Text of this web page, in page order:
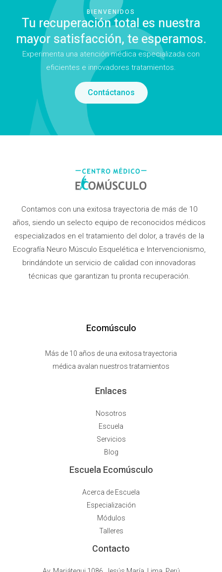
BIENVENIDOS
Tu recuperación total es nuestra
mayor satisfacción, te esperamos.
Experimenta una atención médica especializada con
eficientes e innovadores tratamientos.
Contáctanos
Contamos con una exitosa trayectoria de más de 10
años, siendo un selecto equipo de reconocidos médicos
especializados en el tratamiento del dolor, a través de la
Ecografía Neuro Músculo Esquelética e Intervencionismo,
brindándote un servicio de calidad con innovadoras
técnicas que garantizan tu pronta recuperación.
Ecomúsculo
Más de 10 años de una exitosa trayectoria
médica avalan nuestros tratamientos
Enlaces
Nosotros
Escuela
Servicios
Blog
Escuela Ecomúsculo
Acerca de Escuela
Especialización
Módulos
Talleres
Contacto